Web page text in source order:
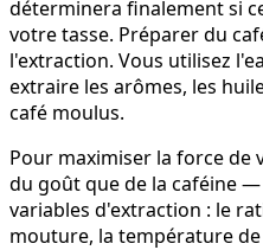
déterminera finalement si
votre tasse. Préparer du
l'extraction. Vous utilisez
extraire les arômes, les
café moulus.
Pour maximiser la force
du goût que de la caféine
variables d'extraction : le
mouture, la température